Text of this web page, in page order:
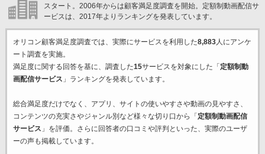
スタート。2006年からは顧客満足度調査を開始。定額制動画配信サ
ービスは、2017年よりランキングを発表しています。
オリコン顧客満足度調査では、実際にサービスを利用した8,883人にアンケ
ート調査を実施。
満足度に関する回答を基に、調査した15サービスを対象にした「 定額制動
画配信サービス 」ランキングを発表しています。
総合満足度だけでなく、アプリ、サイトの使いやすさや動画の見やすさ、
コンテンツの充実さやジャンル別など様々な切り口から「 定額制動画配信
サービス 」を評価。さらに回答者の口コミや評判といった、実際のユーザ
ーの声も掲載しています。